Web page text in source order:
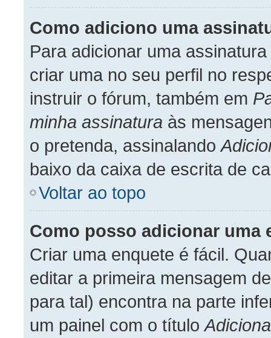
Como adiciono uma
Para adicionar uma
criar uma no seu perfil no
instruir o fórum, também em
minha assinatura às
o pretenda, assinalando
baixo da caixa de escrita de
Voltar ao topo
Como posso adicionar uma
Criar uma enquete é fácil.
editar a primeira mensagem
para tal) encontra na parte
um painel com o título